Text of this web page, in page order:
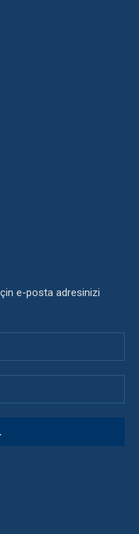
e-posta adresinizi